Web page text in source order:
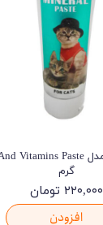
گرم
۲۲۰,۰۰۰ تومان
افزودن